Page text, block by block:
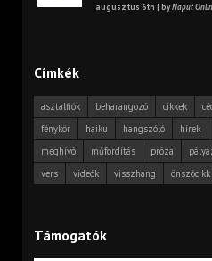
augusztus 6th | byNapút
Címkék
asztalfiók beharangozó cikkek
fénykör
haiku hangszóló hírek
meghívó
műfordítás próza
vers
videók visszhang önszócikk
Támogatók